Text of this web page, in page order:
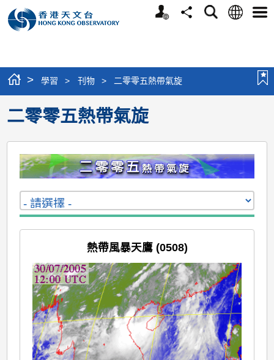
個
分
搜
語
選
> 學習 > 刊物 > 二零零五熱帶氣旋
二零零五熱帶氣旋
熱帶風暴天鷹 (0508)